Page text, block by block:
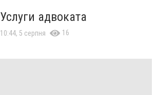
Услуги адвоката
10:44, 5 серпня 16